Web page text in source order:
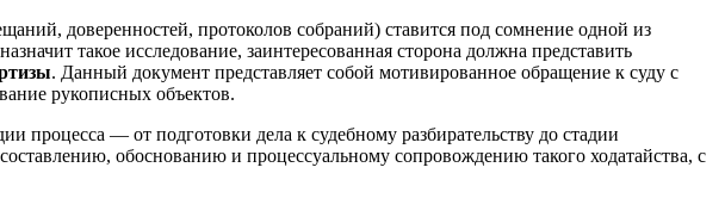
доверенностей, протоколов собраний) ставится под сомнение одной из
такое исследование, заинтересованная сторона должна представить
. Данный документ представляет собой мотивированное обращение к суду с
рукописных объектов.
процесса — от подготовки дела к судебному разбирательству до стадии
обоснованию и процессуальному сопровождению такого ходатайства, с